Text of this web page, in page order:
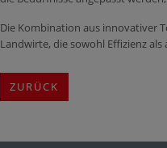
Die Kombination aus innovativer
Landwirte, die sowohl Effizienz
ZURÜCK